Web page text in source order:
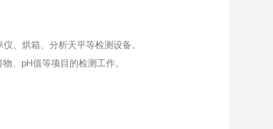
、烘箱、分析天平等检测设备。
、pH值等项目的检测工作。